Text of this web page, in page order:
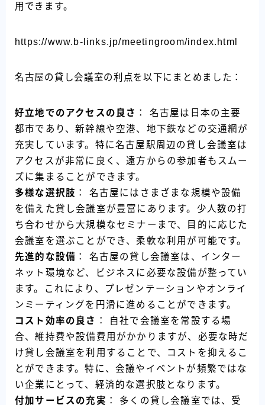
用できます。
https://www.b-links.jp/meetingroom/index.html
名古屋の貸し会議室の利点を以下にまとめました：
好立地でのアクセスの良さ ： 名古屋は日本の主要
都市であり、新幹線や空港、地下鉄などの交通網が
充実しています。特に名古屋駅周辺の貸し会議室は
アクセスが非常に良く、遠方からの参加者もスムー
ズに集まることができます。
多様な選択肢 ： 名古屋にはさまざまな規模や設備
を備えた貸し会議室が豊富にあります。少人数の打
ち合わせから大規模なセミナーまで、目的に応じた
会議室を選ぶことができ、柔軟な利用が可能です。
先進的な設備 ： 名古屋の貸し会議室は、インター
ネット環境など、ビジネスに必要な設備が整ってい
ます。これにより、プレゼンテーションやオンライ
ンミーティングを円滑に進めることができます。
コスト効率の良さ ： 自社で会議室を常設する場
合、維持費や設備費用がかかりますが、必要な時だ
け貸し会議室を利用することで、コストを抑えるこ
とができます。特に、会議やイベントが頻繁ではな
い企業にとって、経済的な選択肢となります。
付加サービスの充実 ： 多くの貸し会議室では、受